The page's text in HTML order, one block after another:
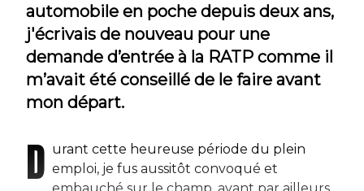
automobile en poche depuis deux ans,
j'écrivais de nouveau pour une
demande d’entrée à la RATP comme il
m’avait été conseillé de le faire avant
mon départ.
D urant cette heureuse période du plein
emploi, je fus aussitôt convoqué et